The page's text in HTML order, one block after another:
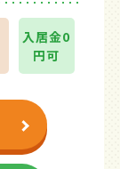
入居金0
円可